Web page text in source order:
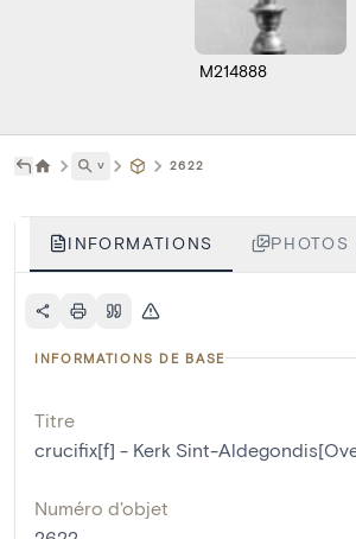
M214888
˅ 2622
INFORMATIONS PHOTOS
INFORMATIONS DE BASE
Titre
crucifix[f] - Kerk Sint-
Numéro d'objet